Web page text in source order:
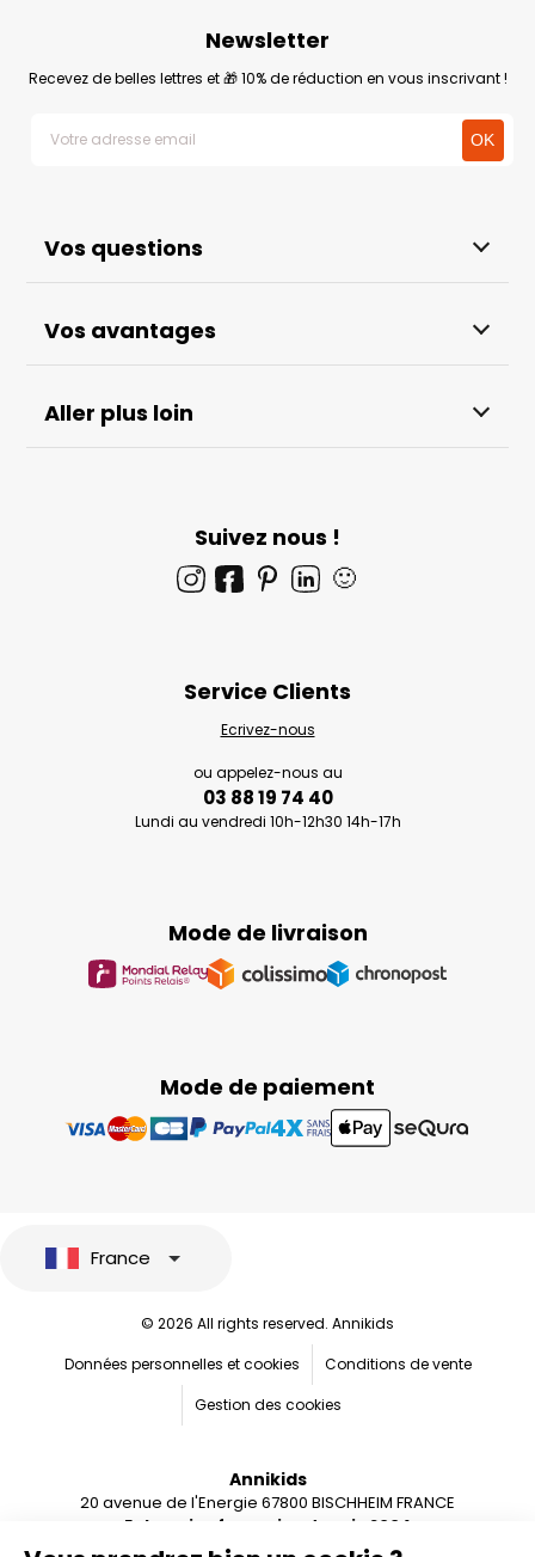
Vos questions
Vos avantages
Aller plus loin
Newsletter
Recevez de belles lettres et 🎁 10% de réduction en vous inscrivant !
Suivez nous !
🙂
Mode de paiement
Mode de livraison
Service Clients
Ecrivez-nous
ou appelez-nous au
03 88 19 74 40
Lundi au vendredi 10h-12h30 14h-17h
France
© 2026 All rights reserved. Annikids
Données personnelles et cookies
Conditions de vente
Gestion des cookies
Annikids
20 avenue de l'Energie 67800 BISCHHEIM FRANCE
Entreprise française depuis 2004